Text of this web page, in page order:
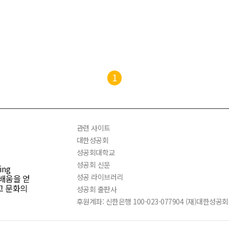
1
움을 얻
문화의
관련 사이트
대한성공회
성공회대학교
성공회 신문
성공 라이브러리
성공회 출판사
후원계좌: 신한은행 100-023-077904 (재)대한성공